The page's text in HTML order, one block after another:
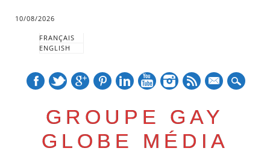
10/08/2026
FRANÇAIS
ENGLISH
GROUPE GAY
GLOBE MÉDIA